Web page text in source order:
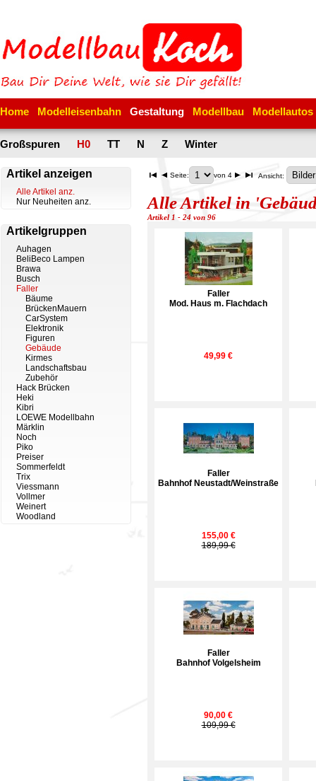
Home Modelleisenbahn Gestaltung Modellbau Modellautos
Großspuren H0 TT N Z Winter
Artikel anzeigen
Alle Artikel anz.
Nur Neuheiten anz.
Artikelgruppen
Auhagen
BeliBeco Lampen
Brawa
Busch
Faller
Bäume
BrückenMauern
CarSystem
Elektronik
Figuren
Gebäude
Kirmes
Landschaftsbau
Zubehör
Hack Brücken
Heki
Kibri
LOEWE Modellbahn
Märklin
Noch
Piko
Preiser
Sommerfeldt
Trix
Viessmann
Vollmer
Weinert
Woodland
Seite: von 4 Ansicht:
Alle Artikel in
Artikel 1 - 24 von 96
Faller
Mod. Haus m. Flachdach
49,99 €
Faller
Bahnhof Neustadt/Weinstraße
155,00 €
189,99 €
Faller
Bahnhof Volgelsheim
90,00 €
109,99 €